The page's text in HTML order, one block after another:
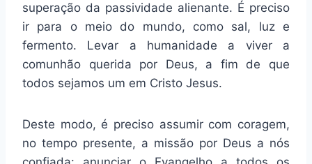
superação da passividade alienante. É preciso
ir para o meio do mundo, como sal, luz e
fermento. Levar a humanidade a viver a
comunhão querida por Deus, a fim de que
todos sejamos um em Cristo Jesus.
Deste modo, é preciso assumir com coragem,
no tempo presente, a missão por Deus a nós